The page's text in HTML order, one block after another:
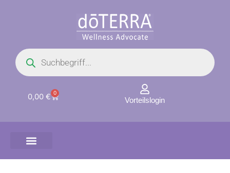
Products
search
0,00 € 0
Warenkorb Vorteilslogin